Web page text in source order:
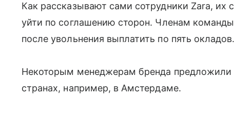
Как рассказывают сами сотрудники Zara, их
уйти по соглашению сторон. Членам
после увольнения выплатить по пять окладов.
Некоторым менеджерам бренда предложили
странах, например, в Амстердаме.